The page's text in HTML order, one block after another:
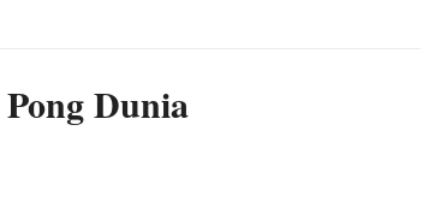
Dunia